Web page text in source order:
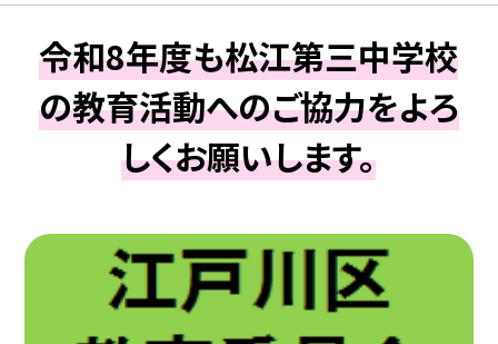
令和8年度も松江第三中学校
の教育活動へのご協力をよろ
しくお願いします。